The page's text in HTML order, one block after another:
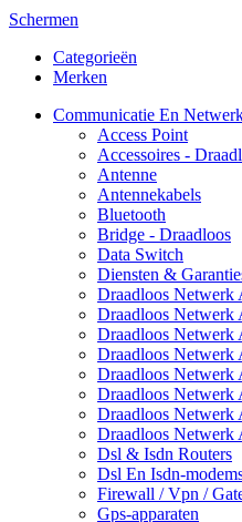
Schermen
Categorieën
Merken
Communicatie En
Access Point
Accessoires -
Antenne
Antennekabels
Bluetooth
Bridge - Draadloos
Data Switch
Diensten &
Draadloos Netwerk
Draadloos Netwerk
Draadloos Netwerk
Draadloos Netwerk
Draadloos Netwerk
Draadloos Netwerk
Draadloos Netwerk
Draadloos Netwerk
Dsl & Isdn Routers
Dsl En Isdn-
Firewall / Vpn /
Gps-apparaten